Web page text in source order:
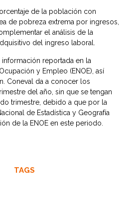
de la población con
de pobreza extrema por ingresos,
el análisis de la
del ingreso laboral.
reportada en la
y Empleo (ENOE), así
Coneval da a conocer los
del año, sin que se tengan
trimestre, debido a que por la
de Estadística y Geografía
de la ENOE en este periodo.
TAGS